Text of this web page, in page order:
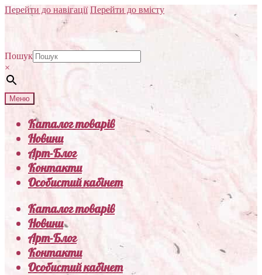
Перейти до навігації Перейти до вмісту
Пошук
×
Меню
Каталог товарів
Новини
Арт-Блог
Контакти
Особистий кабінет
Каталог товарів
Новини
Арт-Блог
Контакти
Особистий кабінет